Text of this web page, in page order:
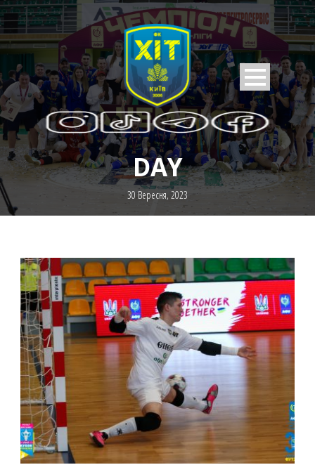
DAY
30 Вересня, 2023